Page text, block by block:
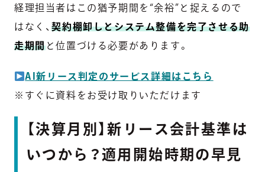
経理担当者はこの猶予期間を“余裕”と捉えるので
はなく、契約棚卸しとシステム整備を完了させる助
走期間と位置づける必要があります。
AI新リース判定のサービス詳細はこちら
※すぐに資料をお受け取りいただけます
【決算月別】新リース会計基準は
いつから？適用開始時期の早見